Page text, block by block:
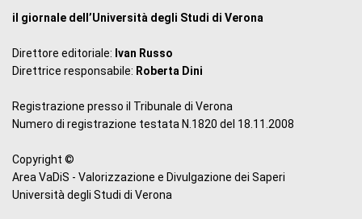
il giornale dell’Università degli Studi di Verona
Direttore editoriale: Ivan Russo
Direttrice responsabile: Roberta Dini
Registrazione presso il Tribunale di Verona
Numero di registrazione testata N.1820 del 18.11.2008
Copyright ©
Area VaDiS - Valorizzazione e Divulgazione dei Saperi
Università degli Studi di Verona